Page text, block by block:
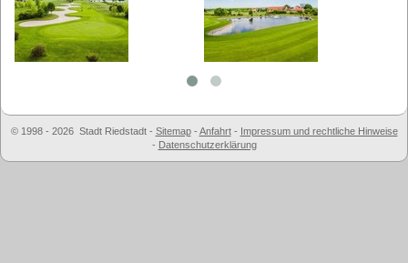
© 1998 - 2026 Stadt Riedstadt - Sitemap- Anfahrt- Impressum und rechtliche Hinweise
- Datenschutzerklärung